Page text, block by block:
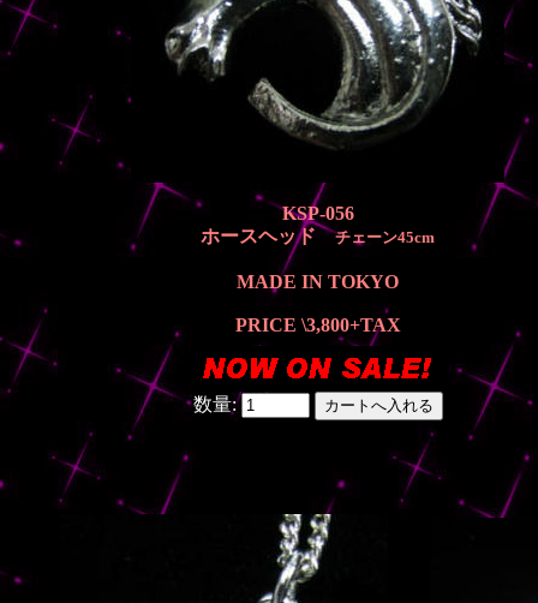
KSP-056
ホースヘッドチェーン45cm
MADE IN TOKYO
PRICE \3,800+TAX
数量: